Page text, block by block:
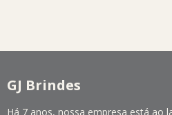
GJ Brindes
Há 7 anos, nossa empresa está ao